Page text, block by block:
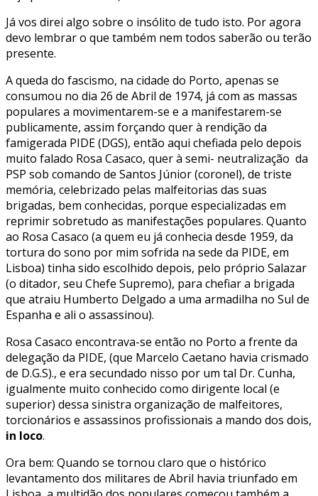
Já vos direi algo sobre o insólito de tudo isto. Por agora
devo lembrar o que também nem todos saberão ou terão
presente.
A queda do fascismo, na cidade do Porto, apenas se
consumou no dia 26 de Abril de 1974, já com as massas
populares a movimentarem-se e a manifestarem-se
publicamente, assim forçando quer à rendição da
famigerada PIDE (DGS), então aqui chefiada pelo depois
muito falado Rosa Casaco, quer à semi- neutralização da
PSP sob comando de Santos Júnior (coronel), de triste
memória, celebrizado pelas malfeitorias das suas
brigadas, bem conhecidas, porque especializadas em
reprimir sobretudo as manifestações populares. Quanto
ao Rosa Casaco (a quem eu já conhecia desde 1959, da
tortura do sono por mim sofrida na sede da PIDE, em
Lisboa) tinha sido escolhido depois, pelo próprio Salazar
(o ditador, seu Chefe Supremo), para chefiar a brigada
que atraiu Humberto Delgado a uma armadilha no Sul de
Espanha e ali o assassinou).
Rosa Casaco encontrava-se então no Porto a frente da
delegação da PIDE, (que Marcelo Caetano havia crismado
de D.G.S)., e era secundado nisso por um tal Dr. Cunha,
igualmente muito conhecido como dirigente local (e
superior) dessa sinistra organização de malfeitores,
torcionários e assassinos profissionais a mando dos dois,
in loco.
Ora bem: Quando se tornou claro que o histórico
levantamento dos militares de Abril havia triunfado em